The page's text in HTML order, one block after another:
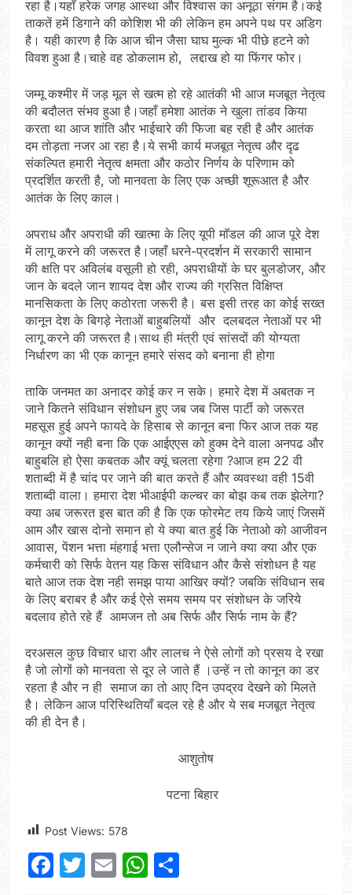
रहा है।यहाँ हरेक जगह आस्था और विश्वास का अनूठा संगम है।कई
ताकतें हमें डिगाने की कोशिश भी की लेकिन हम अपने पथ पर अडिग
है। यही कारण है कि आज चीन जैसा घाघ मुल्क भी पीछे हटने को
विवश हुआ है।चाहे वह डोकलाम हो, लद्दाख हो या फिंगर फोर।
जम्मू कश्मीर में जड़ मूल से खत्म हो रहे आतंकी भी आज मजबूत नेतृत्व
की बदौलत संभव हुआ है।जहाँ हमेशा आतंक ने खुला तांडव किया
करता था आज शांति और भाईचारे की फिजा बह रही है और आतंक
दम तोड़ता नजर आ रहा है।ये सभी कार्य मजबूत नेतृत्व और दृढ
संकल्पित हमारी नेतृत्व क्षमता और कठोर निर्णय के परिणाम को
प्रदर्शित करती है, जो मानवता के लिए एक अच्छी शूरूआत है और
आतंक के लिए काल।
अपराध और अपराधी की खात्मा के लिए यूपी माॅडल की आज पूरे देश
में लागू करने की जरूरत है।जहाँ धरने-प्रदर्शन में सरकारी सामान
की क्षति पर अविलंब वसूली हो रही, अपराधीयों के घर बुलडोजर, और
जान के बदले जान शायद देश और राज्य की ग्रसित विक्षिप्त
मानसिकता के लिए कठोरता जरूरी है। बस इसी तरह का कोई सख्त
कानून देश के बिगड़े नेताओं बाहुबलियों और दलबदल नेताओं पर भी
लागू करने की जरूरत है।साथ ही मंत्री एवं सांसदों की योग्यता
निर्धारण का भी एक कानून हमारे संसद को बनाना ही होगा
ताकि जनमत का अनादर कोई कर न सके। हमारे देश में अबतक न
जाने कितने संविधान संशोधन हुए जब जब जिस पार्टी को जरूरत
महसूस हुई अपने फायदे के हिसाब से कानून बना फिर आज तक यह
कानून क्यों नही बना कि एक आईएएस को हुक्म देने वाला अनपढ और
बाहुबलि हो ऐसा कबतक और क्यूं चलता रहेगा ?आज हम 22 वी
शताब्दी में है चांद पर जाने की बात करते हैं और व्यवस्था वही 15वी
शताब्दी वाला। हमारा देश भीआईपी कल्चर का बोझ कब तक झेलेगा?
क्या अब जरूरत इस बात की है कि एक फोरमेट तय किये जाएं जिसमें
आम और खास दोनो समान हो ये क्या बात हुई कि नेताओ को आजीवन
आवास, पेंशन भत्ता मंहगाई भत्ता एलौन्सेज न जाने क्या क्या और एक
कर्मचारी को सिर्फ वेतन यह किस संविधान और कैसे संशोधन है यह
बाते आज तक देश नही समझ पाया आखिर क्यों? जबकि संविधान सब
के लिए बराबर है और कई ऐसे समय समय पर संशोधन के जरिये
बदलाव होते रहे हैं आमजन तो अब सिर्फ और सिर्फ नाम के हैं?
दरअसल कुछ विचार धारा और लालच ने ऐसे लोगों को प्रसय दे रखा
है जो लोगों को मानवता से दूर ले जाते हैं ।उन्हें न तो कानून का डर
रहता है और न ही समाज का तो आए दिन उपद्रव देखने को मिलते
है। लेकिन आज परिस्थितियाँ बदल रहे है और ये सब मजबूत नेतृत्व
की ही देन है।
आशुतोष
पटना बिहार
Post Views: 578
Facebook
Twitter
EmailWhatsApp